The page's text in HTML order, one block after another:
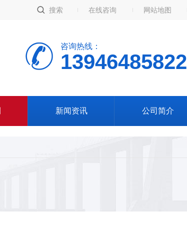
搜索 在线咨询 网站地图
咨询热线：
13946485822
新闻资讯 公司简介